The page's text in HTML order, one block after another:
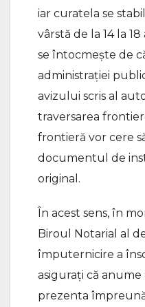
iar curatela se
vârstă de la 14 la
se întocmeşte de
administraţiei
avizului scris al
traversarea
frontieră vor cere
documentul de
original.
În acest sens, în
Biroul Notarial al
împuternicire a
asiguraţi că anume
prezenta